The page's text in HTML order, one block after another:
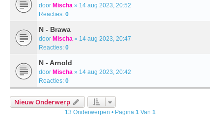
door Mischa » 14 aug 2023, 20:52
Reacties: 0
N - Brawa
door Mischa » 14 aug 2023, 20:47
Reacties: 0
N - Arnold
door Mischa » 14 aug 2023, 20:42
Reacties: 0
Nieuw Onderwerp
13 Onderwerpen • Pagina 1Van 1